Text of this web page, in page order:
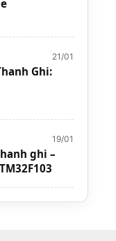
21/01
Ghi:
19/01
ghi –